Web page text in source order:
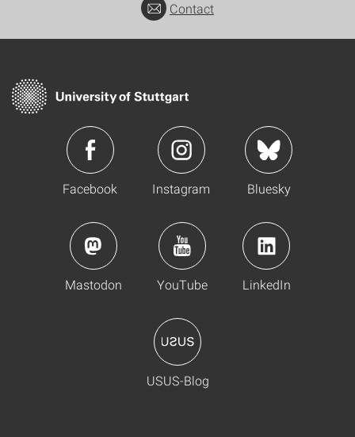
Contact
Facebook Instagram Bluesky
Mastodon YouTube LinkedIn
USUS-Blog